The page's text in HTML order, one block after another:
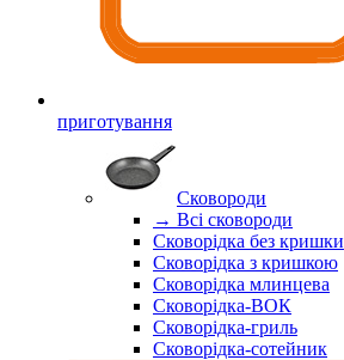
приготування
Сковороди
→ Всі сковороди
Сковорідка без кришки
Сковорідка з кришкою
Сковорідка млинцева
Сковорідка-ВОК
Сковорідка-гриль
Сковорідка-сотейник